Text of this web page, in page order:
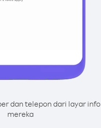
dan telepon dari layar info
mereka